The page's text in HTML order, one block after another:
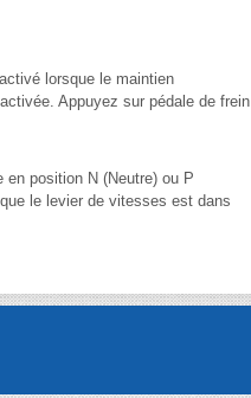
lorsque le maintien
Appuyez sur pédale de frein
position N (Neutre) ou P
le levier de vitesses est dans